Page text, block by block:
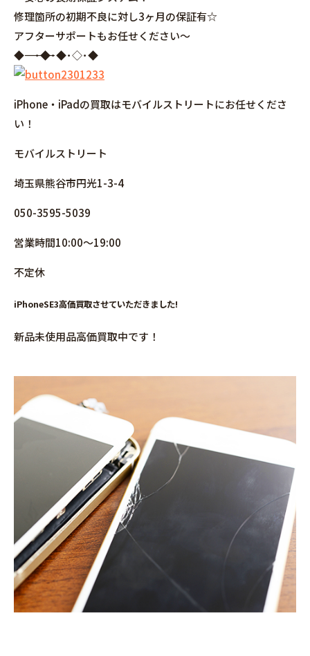
修理箇所の初期不良に対し3ヶ月の保証有☆
アフターサポートもお任せください～
◆――――――――――――――――･◆･◆･◇･◆
iPhone・iPadの買取はモバイルストリートにお任せくださ
い！
モバイルストリート
埼玉県熊谷市円光1-3-4
050-3595-5039
営業時間10:00～19:00
不定休
iPhoneSE3高価買取させていただきました!
新品未使用品高価買取中です！